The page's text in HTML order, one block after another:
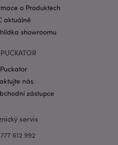
o Produktech
aktuálně
showroomu
nás
zástupce
servis
612 992